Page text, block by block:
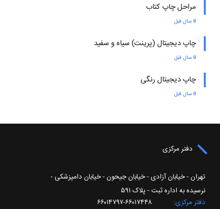
مراحل چاپ کتاب
8 سال قبل
چاپ دیجیتال (پرینت) سیاه و سفید
8 سال قبل
چاپ دیجیتال رنگی
8 سال قبل
دفتر مرکزی
تهران - خیابان آزادی - خیابان جیحون - خیابان دامپزشکی -
نرسیده به اداره ثبت - پلاک ۵۹۱
دفتر مرکزی
۶۶۰۱۷۴۴۸-۶۶۰۱۴۷۹۷